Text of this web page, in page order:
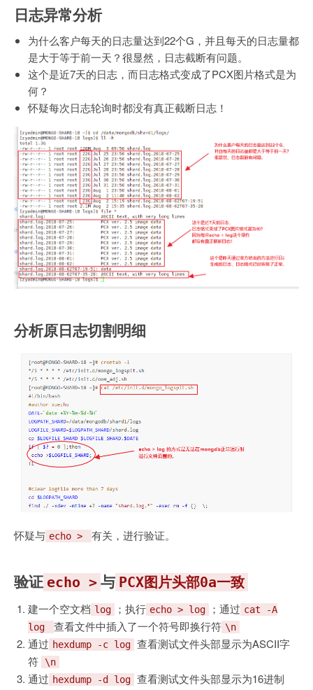
日志异常分析
为什么客户每天的日志量达到22个G，并且每天的日志量都
是大于等于前一天？很显然，日志截断有问题。
这个是近7天的日志，而日志格式变成了PCX图片格式是为
何？
怀疑每次日志轮询时都没有真正截断日志！
分析原日志切割明细
怀疑与 echo > 有关，进行验证。
验证 echo > 与 PCX图片头部0a一致
建一个空文档 log ；执行 echo > log ；通过 cat -A
log
查看文件中插入了一个符号即换行符 \n
通过 hexdump -c log 查看测试文件头部显示为ASCII字
符
\n
通过 hexdump -d log 查看测试文件头部显示为16进制